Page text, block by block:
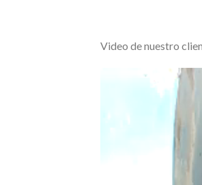
Video de nuestro